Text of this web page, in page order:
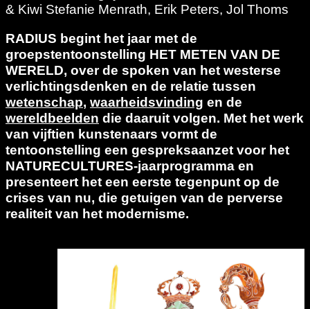
& Kiwi Stefanie Menrath, Erik Peters, Jol Thoms
RADIUS begint het jaar met de
groepstentoonstelling HET METEN VAN DE
WERELD, over de spoken van het westerse
verlichtingsdenken en de relatie tussen
wetenschap, waarheidsvinding en de
wereldbeelden die daaruit volgen. Met het werk
van vijftien kunstenaars vormt de
tentoonstelling een gespreksaanzet voor het
NATURECULTURES-jaarprogramma en
presenteert het een eerste tegenpunt op de
crises van nu, die getuigen van de perverse
realiteit van het modernisme.